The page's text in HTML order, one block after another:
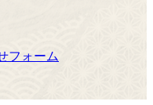
フォーム